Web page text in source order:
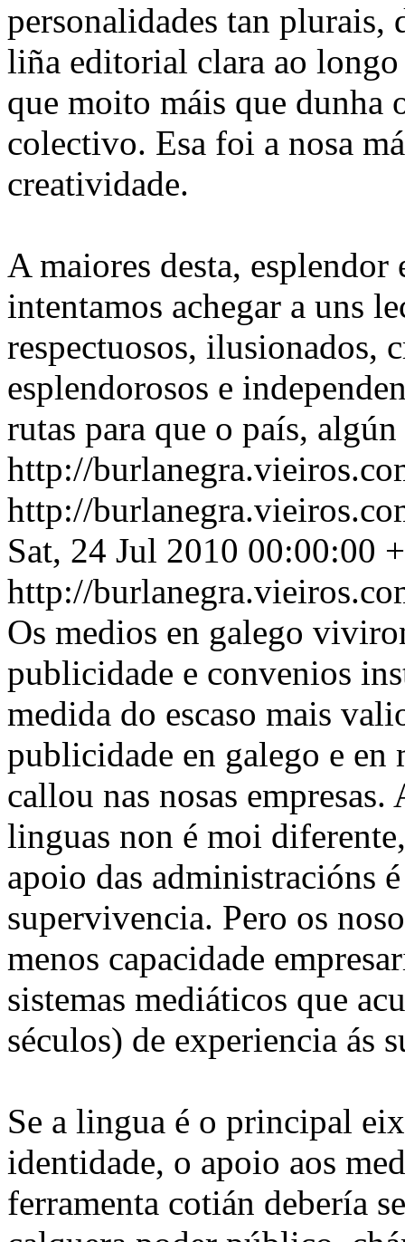
personalidades tan plurais,
liña editorial clara ao
que moito máis que dunha
colectivo. Esa foi a nosa
creatividade.
A maiores desta,
intentamos achegar a uns
respectuosos, ilusionados,
esplendorosos e
rutas para que o país,
http://
http://
Sat, 24 Jul 2010 00:00:00
http://
Os medios en galego
publicidade e convenios
medida do escaso mais
publicidade en galego e en
callou nas nosas
linguas non é moi
apoio das administracións
supervivencia. Pero os
menos capacidade
sistemas mediáticos que
séculos) de experiencia ás
Se a lingua é o principal
identidade, o apoio aos
ferramenta cotián debería